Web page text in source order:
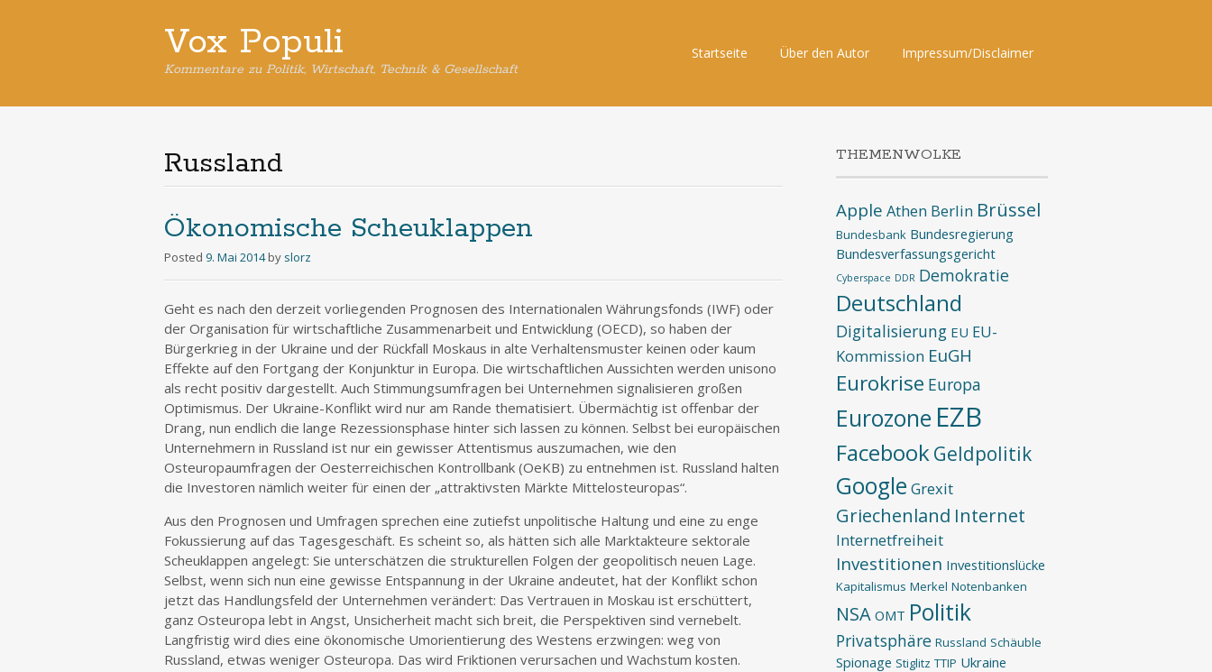
Vox Populi
Kommentare zu Politik, Wirtschaft, Technik & Gesellschaft
Skip
Startseite Über den Autor Impressum/Disclaimer
Russland
Ökonomische Scheuklappen
Posted 9. Mai 2014 by slorz
Geht es nach den derzeit vorliegenden Prognosen des Internationalen Währungsfonds (IWF) oder
der Organisation für wirtschaftliche Zusammenarbeit und Entwicklung (OECD), so haben der
Bürgerkrieg in der Ukraine und der Rückfall Moskaus in alte Verhaltensmuster keinen oder kaum
Effekte auf den Fortgang der Konjunktur in Europa. Die wirtschaftlichen Aussichten werden unisono
als recht positiv dargestellt. Auch Stimmungsumfragen bei Unternehmen signalisieren großen
Optimismus. Der Ukraine-Konflikt wird nur am Rande thematisiert. Übermächtig ist offenbar der
Drang, nun endlich die lange Rezessionsphase hinter sich lassen zu können. Selbst bei europäischen
Unternehmern in Russland ist nur ein gewisser Attentismus auszumachen, wie den
Osteuropaumfragen der Oesterreichischen Kontrollbank (OeKB) zu entnehmen ist. Russland halten
die Investoren nämlich weiter für einen der „attraktivsten Märkte Mittelosteuropas“.
Aus den Prognosen und Umfragen sprechen eine zutiefst unpolitische Haltung und eine zu enge
Fokussierung auf das Tagesgeschäft. Es scheint so, als hätten sich alle Marktakteure sektorale
Scheuklappen angelegt: Sie unterschätzen die strukturellen Folgen der geopolitisch neuen Lage.
Selbst, wenn sich nun eine gewisse Entspannung in der Ukraine andeutet, hat der Konflikt schon
jetzt das Handlungsfeld der Unternehmen verändert: Das Vertrauen in Moskau ist erschüttert,
ganz Osteuropa lebt in Angst, Unsicherheit macht sich breit, die Perspektiven sind vernebelt.
Langfristig wird dies eine ökonomische Umorientierung des Westens erzwingen: weg von
Russland, etwas weniger Osteuropa. Das wird Friktionen verursachen und Wachstum kosten.
THEMENWOLKE
Apple Athen Berlin Brüssel
Bundesbank Bundesregierung
Bundesverfassungsgericht
Cyberspace DDR Demokratie
Deutschland
Digitalisierung EU EU-
Kommission EuGH
Eurokrise Europa
Eurozone EZB
FacebookGeldpolitik
Google Grexit
Griechenland Internet
Internetfreiheit
Investitionen Investitionslücke
Kapitalismus Merkel Notenbanken
NSA OMT Politik
Privatsphäre Russland Schäuble
Spionage Stiglitz TTIP Ukraine